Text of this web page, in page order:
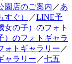
園店のご案内 ／あ
ぐ）
／LINE予
女の子）のフォト
）のフォトギャラ
ォトギャラリー ／
ャラリー ／七五